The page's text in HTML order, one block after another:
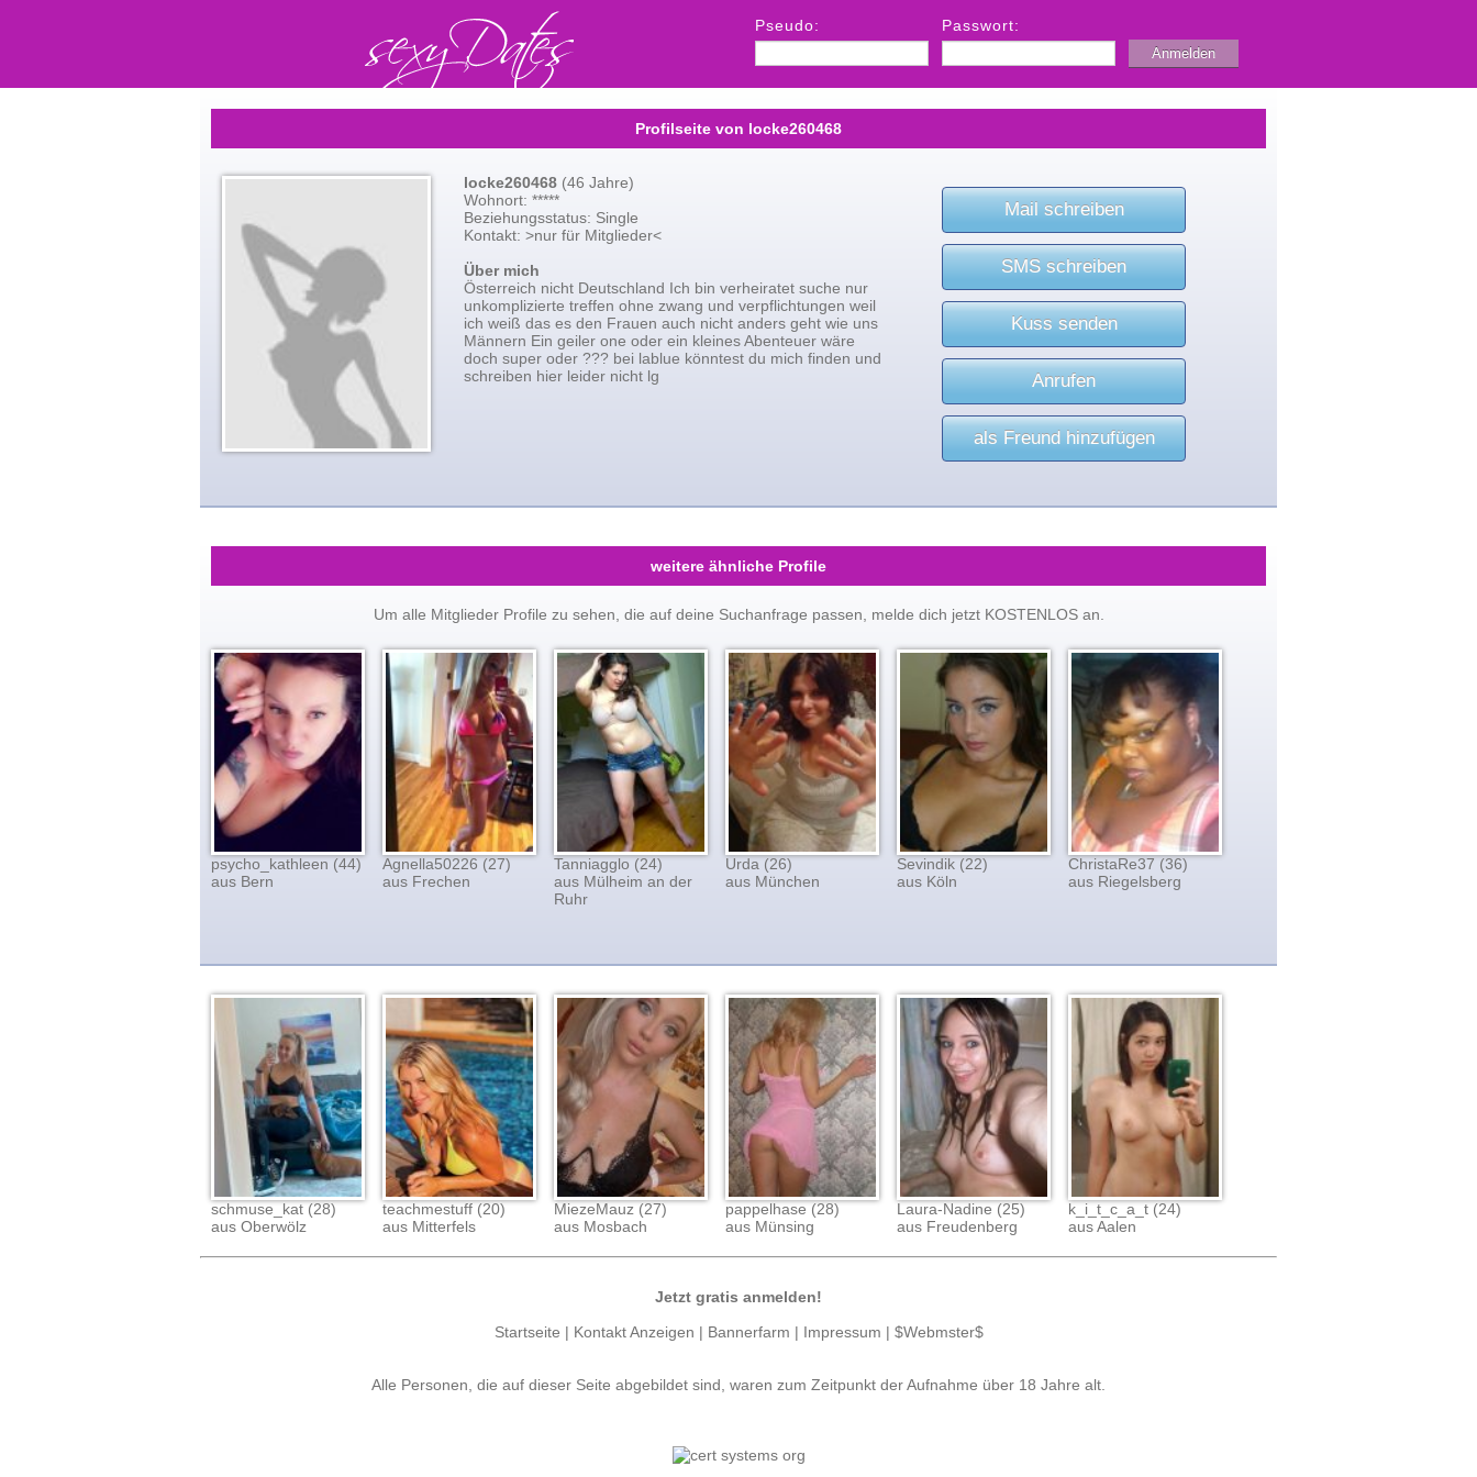
Pseudo: Passwort:
Profilseite von locke260468
locke260468 (46 Jahre)
Wohnort: *****
Beziehungsstatus: Single
Kontakt: >nur für Mitglieder<
Über mich
Österreich nicht Deutschland Ich bin verheiratet suche nur
unkomplizierte treffen ohne zwang und verpflichtungen weil
ich weiß das es den Frauen auch nicht anders geht wie uns
Männern Ein geiler one oder ein kleines Abenteuer wäre
doch super oder ??? bei lablue könntest du mich finden und
schreiben hier leider nicht lg
Mail schreiben
SMS schreiben
Kuss senden
Anrufen
als Freund hinzufügen
weitere ähnliche Profile
Um alle Mitglieder Profile zu sehen, die auf deine Suchanfrage passen, melde dich jetzt KOSTENLOS an.
psycho_kathleen (44)
aus Bern
Agnella50226 (27)
aus Frechen
Tanniagglo (24)
aus Mülheim an der
Ruhr
Urda (26)
aus München
Sevindik (22)
aus Köln
ChristaRe37 (36)
aus Riegelsberg
schmuse_kat (28)
aus Oberwölz
teachmestuff (20)
aus Mitterfels
MiezeMauz (27)
aus Mosbach
pappelhase (28)
aus Münsing
Laura-Nadine (25)
aus Freudenberg
k_i_t_c_a_t (24)
aus Aalen
Jetzt gratis anmelden!
Startseite | Kontakt Anzeigen | Bannerfarm | Impressum | $Webmster$
Alle Personen, die auf dieser Seite abgebildet sind, waren zum Zeitpunkt der Aufnahme über 18 Jahre alt.